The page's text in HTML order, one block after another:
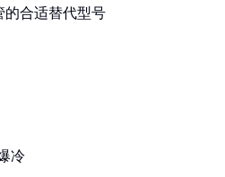
的合适替代型号
冷